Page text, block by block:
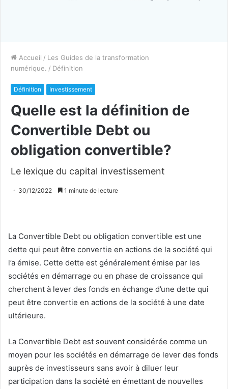
Accueil / Les Guides de la transformation
numérique. / Définition
Définition Investissement
Quelle est la définition de
Convertible Debt ou
obligation convertible?
Le lexique du capital investissement
30/12/2022 1 minute de lecture
La Convertible Debt ou obligation convertible est une
dette qui peut être convertie en actions de la société qui
l’a émise. Cette dette est généralement émise par les
sociétés en démarrage ou en phase de croissance qui
cherchent à lever des fonds en échange d’une dette qui
peut être convertie en actions de la société à une date
ultérieure.
La Convertible Debt est souvent considérée comme un
moyen pour les sociétés en démarrage de lever des fonds
auprès de investisseurs sans avoir à diluer leur
participation dans la société en émettant de nouvelles